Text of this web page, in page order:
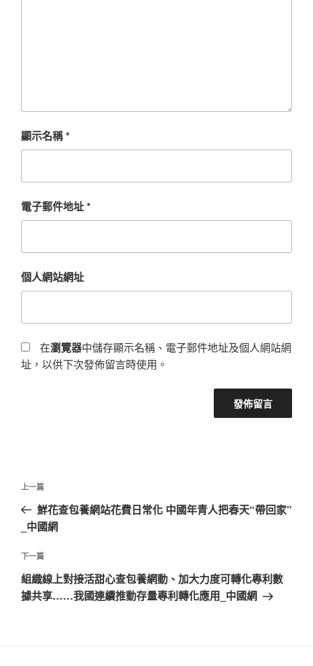
顯示名稱*
電子郵件地址*
個人網站網址
在瀏覽器中儲存顯示名稱、電子郵件地址及個人網站網
址，以供下次發佈留言時使用。
文
導
覽
上
一
篇
章
上一篇
鮮花查包養網站花費日常化 中國年青人把春天“帶回家”
_中國網
下
一
篇
下一篇
組織線上對接活甜心查包養網動、加大力度可轉化專利數
據共享……我國連續推動存量專利轉化應用_中國網